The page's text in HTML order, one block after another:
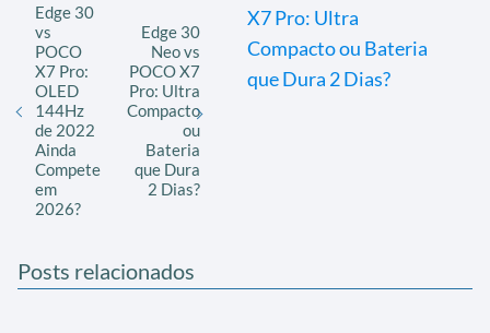
X7 Pro: Ultra
Compacto ou Bateria
que Dura 2 Dias?
Edge 30
vs
POCO
X7 Pro:
OLED
144Hz
de 2022
Ainda
Compete
em
2026?
Edge 30
Neo vs
POCO X7
Pro: Ultra
Compacto
ou
Bateria
que Dura
2 Dias?
Posts relacionados